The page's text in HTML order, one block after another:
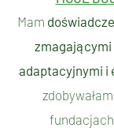
Mam
zmagającymi
adaptacyjnymi i
z